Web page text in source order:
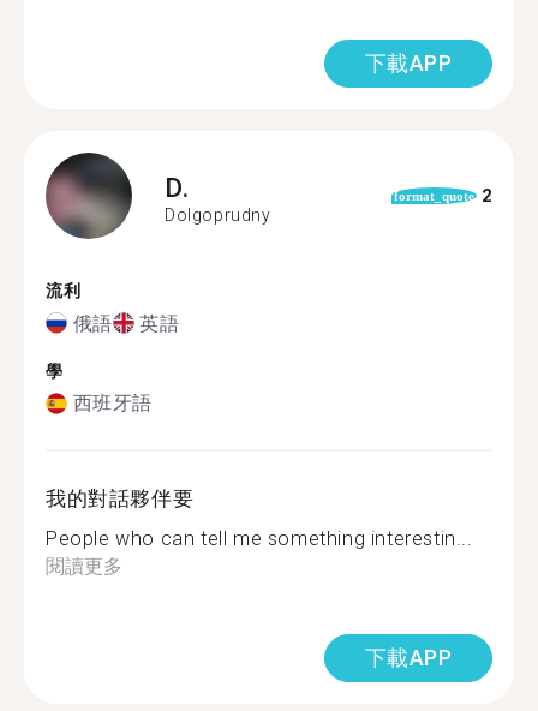
下載APP
D.
Dolgoprudny
format_quote 2
流利
俄語 英語
學
西班牙語
我的對話夥伴要
People who can tell me something interestin...
閱讀更多
下載APP